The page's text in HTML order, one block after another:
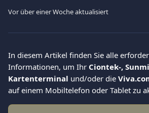
Vor über einer Woche aktualisiert
In diesem Artikel finden Sie alle
Informationen, um Ihr Ciontek-,
Kartenterminal und/oder die
auf einem Mobiltelefon oder Tablet zu